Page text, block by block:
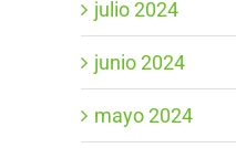
julio 2024
junio 2024
mayo 2024